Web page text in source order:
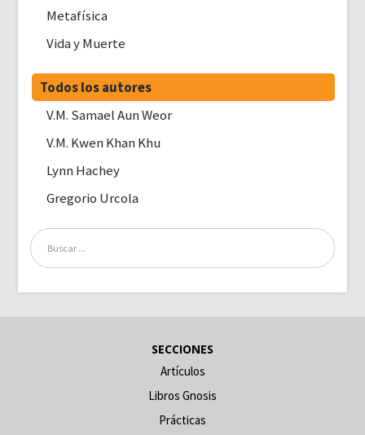
Metafísica
Vida y Muerte
Todos los autores
V.M. Samael Aun Weor
V.M. Kwen Khan Khu
Lynn Hachey
Gregorio Urcola
SECCIONES
Artículos
Libros Gnosis
Prácticas